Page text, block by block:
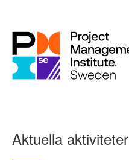
Aktuella aktiviteter